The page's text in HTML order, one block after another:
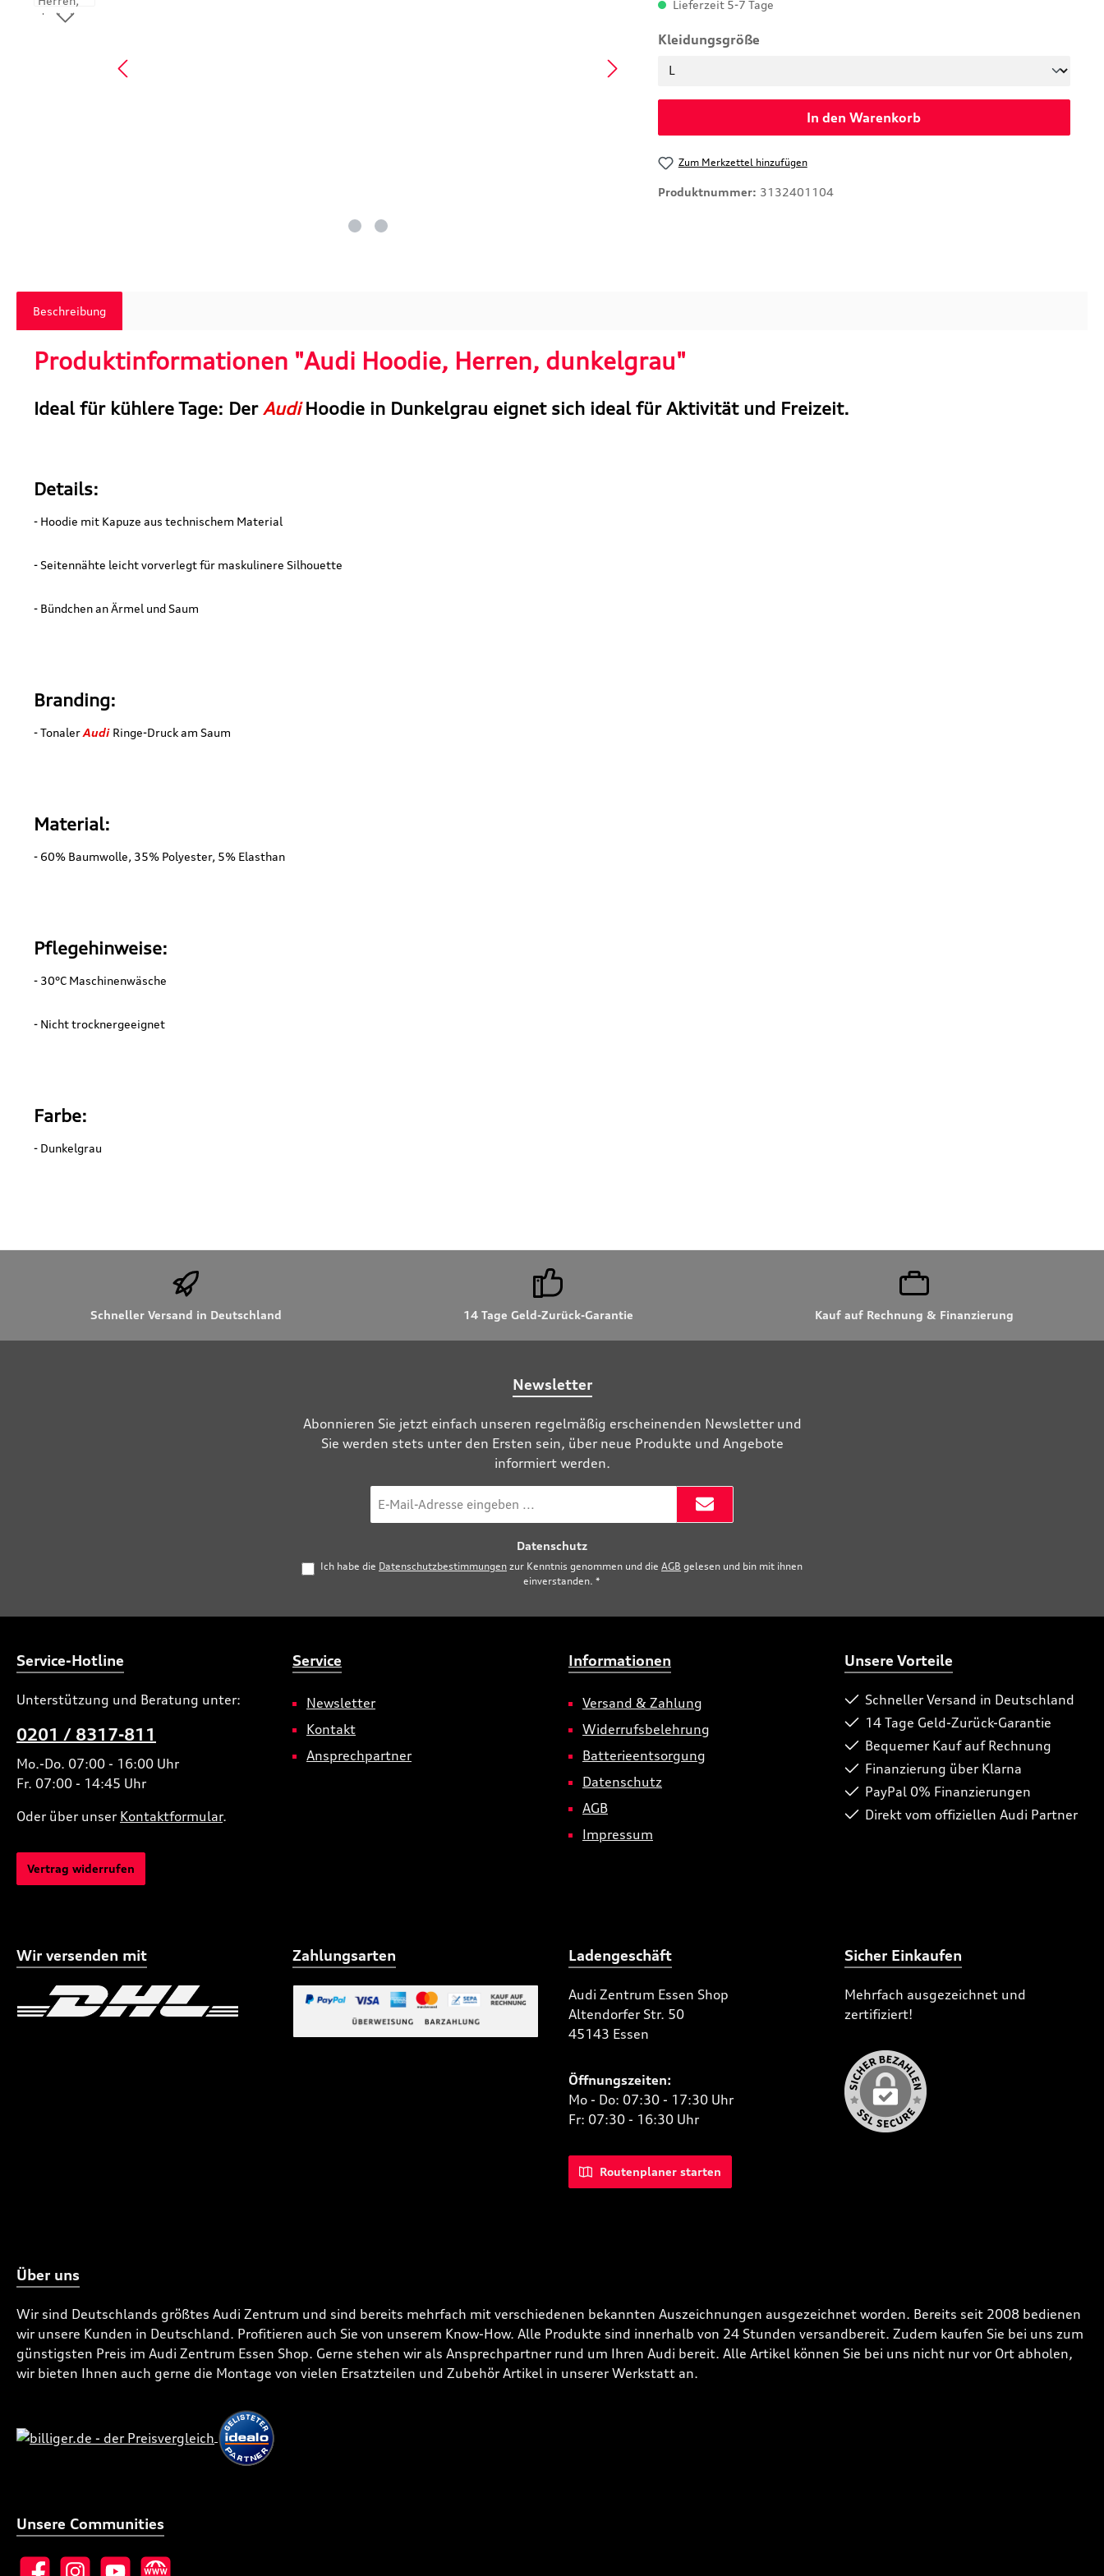
Lieferzeit 5-7 Tage
Kleidungsgrößeauswählen
In den Warenkorb
Zum Merkzettel hinzufügen
Produktnummer: 3132401104
Beschreibung
Produktinformationen "Audi Hoodie, Herren, dunkelgrau"
Ideal für kühlere Tage: Der AudiHoodie in Dunkelgrau eignet sich ideal für Aktivität und Freizeit.
Details:
- Hoodie mit Kapuze aus technischem Material
- Seitennähte leicht vorverlegt für maskulinere Silhouette
- Bündchen an Ärmel und Saum
Branding:
- TonalerAudi Ringe-Druck am Saum
Material:
- 60% Baumwolle, 35% Polyester, 5% Elasthan
Pflegehinweise:
- 30°C Maschinenwäsche
- Nicht trocknergeeignet
Farbe:
- Dunkelgrau
Schneller Versand in Deutschland 14 Tage Geld-Zurück-Garantie Kauf auf Rechnung & Finanzierung
Newsletter
Abonnieren Sie jetzt einfach unseren regelmäßig erscheinenden Newsletter und
Sie werden stets unter den Ersten sein, über neue Produkte und Angebote
informiert werden.
Mail-
Datenschutz
Ich habe die Datenschutzbestimmungen zur Kenntnis genommen und die AGB gelesen und bin mit ihnen
einverstanden. *
Service-Hotline
Unterstützung und Beratung unter:
0201 / 8317-811
Mo.-Do. 07:00 - 16:00 Uhr
Fr. 07:00 - 14:45 Uhr
Oder über unser Kontaktformular.
Vertrag widerrufen
Service
Newsletter
Kontakt
Ansprechpartner
Informationen
Versand & Zahlung
Widerrufsbelehrung
Batterieentsorgung
Datenschutz
AGB
Impressum
Unsere Vorteile
Schneller Versand in Deutschland
14 Tage Geld-Zurück-Garantie
Bequemer Kauf auf Rechnung
Finanzierung über Klarna
PayPal 0% Finanzierungen
Direkt vom offiziellen Audi Partner
Wir versenden mit
Benutzerdefiniertes Bild 2
Zahlungsarten Ladengeschäft
Audi Zentrum Essen Shop
Altendorfer Str. 50
45143 Essen
Öffnungszeiten:
Mo - Do: 07:30 - 17:30 Uhr
Fr: 07:30 - 16:30 Uhr
Routenplaner starten
Sicher Einkaufen
Mehrfach ausgezeichnet und
zertifiziert!
Über uns
Wir sind Deutschlands größtes Audi Zentrum und sind bereits mehrfach mit verschiedenen bekannten Auszeichnungen ausgezeichnet worden. Bereits seit 2008 bedienen
wir unsere Kunden in Deutschland. Profitieren auch Sie von unserem Know-How. Alle Produkte sind innerhalb von 24 Stunden versandbereit. Zudem kaufen Sie bei uns zum
günstigsten Preis im Audi Zentrum Essen Shop. Gerne stehen wir als Ansprechpartner rund um Ihren Audi bereit. Alle Artikel können Sie bei uns nicht nur vor Ort abholen,
wir bieten Ihnen auch gerne die Montage von vielen Ersatzteilen und Zubehör Artikel in unserer Werkstatt an.
Unsere Communities